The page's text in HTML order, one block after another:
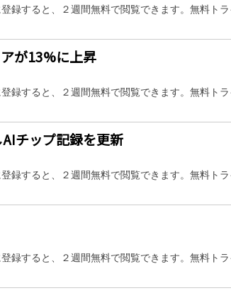
録すると、２週間無料で閲覧できます。無料トラ
が13%に上昇
録すると、２週間無料で閲覧できます。無料トラ
チップ記録を更新
録すると、２週間無料で閲覧できます。無料トラ
録すると、２週間無料で閲覧できます。無料トラ